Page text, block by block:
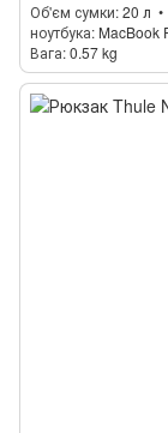
Об'єм сумки 20 л
ноутбука MacBook
Вага 0.57 kg